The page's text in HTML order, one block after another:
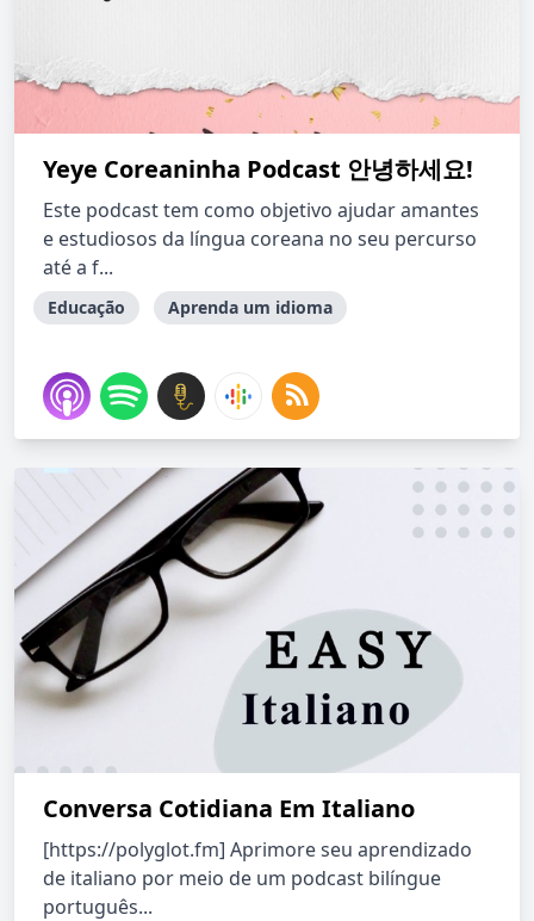
Yeye Coreaninha Podcast 안녕하세요!
Este podcast tem como objetivo ajudar amantes
e estudiosos da língua coreana no seu percurso
até a f...
Educação Aprenda um idioma
Conversa Cotidiana Em Italiano
[https://polyglot.fm] Aprimore seu aprendizado
de italiano por meio de um podcast bilíngue
português...